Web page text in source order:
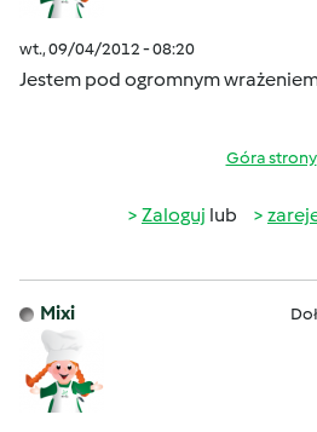
wt., 09/04/2012 - 08:20
Jestem pod ogromnym
Góra strony
Zaloguj lub
Mixi